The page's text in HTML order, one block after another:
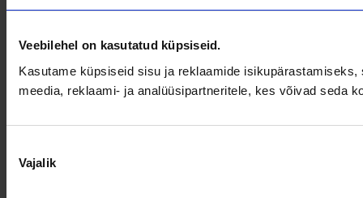
Veebilehel on kasutatud küpsiseid.
Kasutame küpsiseid sisu ja reklaamide
meedia, reklaami- ja analüüsipartneritele, kes võivad seda
valik
Vajalik